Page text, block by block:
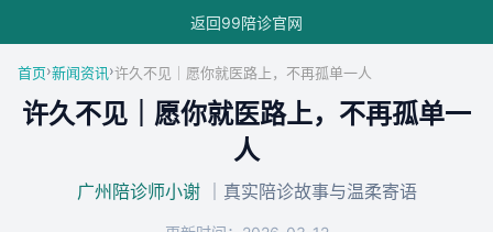
返回99陪诊官网
首页›新闻资讯›许久不见｜愿你就医路上，不再孤单一人
许久不见｜愿你就医路上，不再孤单一
人
广州陪诊师小谢 ｜真实陪诊故事与温柔寄语